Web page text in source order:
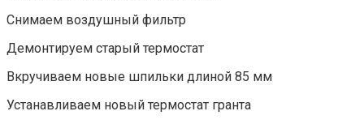
Снимаем воздушный фильтр
Демонтируем старый термостат
Вкручиваем новые шпильки длиной 85 мм
Устанавливаем новый термостат гранта